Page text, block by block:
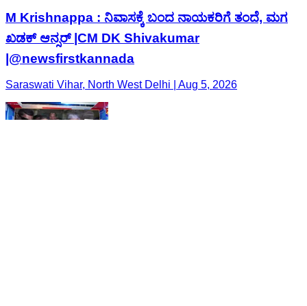
M Krishnappa : ನಿವಾಸಕ್ಕೆ ಬಂದ ನಾಯಕರಿಗೆ ತಂದೆ, ಮಗ
ಖಡಕ್ ಆನ್ಸರ್​​ |CM DK Shivakumar
|@newsfirstkannada
Saraswati Vihar, North West Delhi | Aug 5, 2026